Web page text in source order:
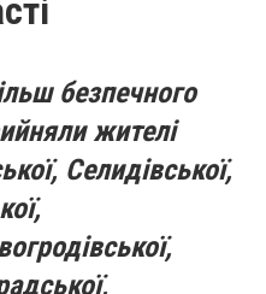
безпечного
жителі
Селидівської,